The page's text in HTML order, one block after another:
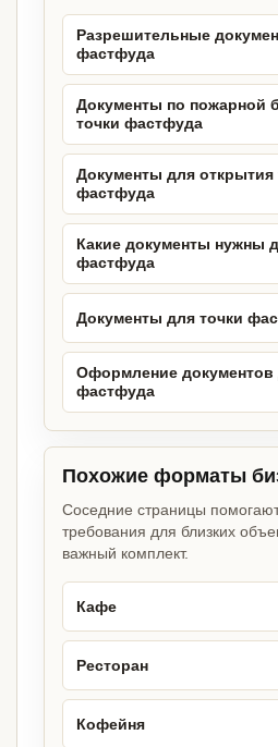
Разрешительные
фастфуда
Документы по пожарной
точки фастфуда
Документы для открытия
фастфуда
Какие документы нужны
фастфуда
Документы для точки
Оформление документов
фастфуда
Похожие форматы
Соседние страницы
требования для близких
важный комплект.
Кафе
Ресторан
Кофейня